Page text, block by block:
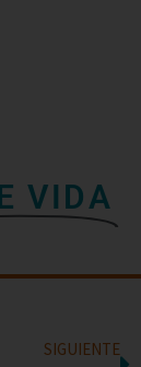
VIDA
SIGUIENTE